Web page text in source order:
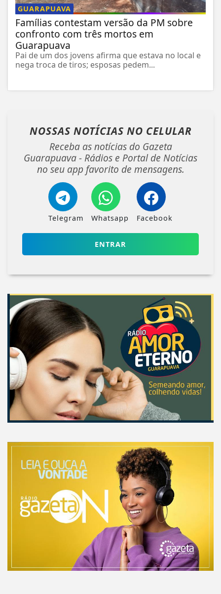
GUARAPUAVA
Famílias contestam versão da PM sobre
confronto com três mortos em
Guarapuava
Pai de um dos jovens afirma que estava no local e
nega troca de tiros; esposas pedem...
NOSSAS NOTÍCIAS NO CELULAR
Receba as notícias do Gazeta
Guarapuava - Rádios e Portal de Notícias
no seu app favorito de mensagens.
Telegram Whatsapp Facebook
ENTRAR